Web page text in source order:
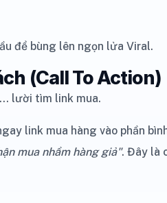
để bùng lên ngọn lửa Viral.
(Call To Action)
lười tìm link mua.
link mua hàng vào phần
mua nhầm hàng giả". Đây là